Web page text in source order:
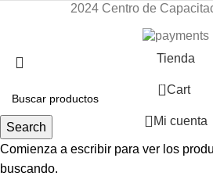
2024 Centro de
Search
Comienza a escribir para ver los
buscando.
Tienda
0 Cart
Mi cuenta